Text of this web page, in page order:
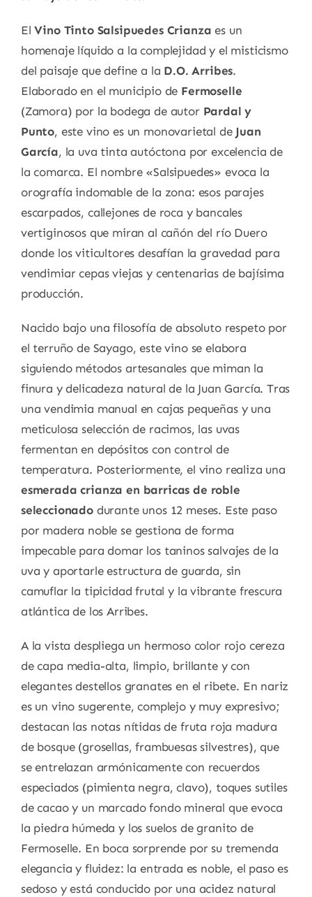
ElVino Tinto Salsipuedes Crianza es un
homenaje líquido a la complejidad y el misticismo
del paisaje que define a la D.O. Arribes.
Elaborado en el municipio de Fermoselle
(Zamora) por la bodega de autor Pardal y
Punto, este vino es un monovarietal de Juan
García, la uva tinta autóctona por excelencia de
la comarca. El nombre «Salsipuedes» evoca la
orografía indomable de la zona: esos parajes
escarpados, callejones de roca y bancales
vertiginosos que miran al cañón del río Duero
donde los viticultores desafían la gravedad para
vendimiar cepas viejas y centenarias de bajísima
producción.
Nacido bajo una filosofía de absoluto respeto por
el terruño de Sayago, este vino se elabora
siguiendo métodos artesanales que miman la
finura y delicadeza natural de la Juan García. Tras
una vendimia manual en cajas pequeñas y una
meticulosa selección de racimos, las uvas
fermentan en depósitos con control de
temperatura. Posteriormente, el vino realiza una
esmerada crianza en barricas de roble
seleccionadodurante unos 12 meses. Este paso
por madera noble se gestiona de forma
impecable para domar los taninos salvajes de la
uva y aportarle estructura de guarda, sin
camuflar la tipicidad frutal y la vibrante frescura
atlántica de los Arribes.
A la vista despliega un hermoso color rojo cereza
de capa media-alta, limpio, brillante y con
elegantes destellos granates en el ribete. En nariz
es un vino sugerente, complejo y muy expresivo;
destacan las notas nítidas de fruta roja madura
de bosque (grosellas, frambuesas silvestres), que
se entrelazan armónicamente con recuerdos
especiados (pimienta negra, clavo), toques sutiles
de cacao y un marcado fondo mineral que evoca
la piedra húmeda y los suelos de granito de
Fermoselle. En boca sorprende por su tremenda
elegancia y fluidez: la entrada es noble, el paso es
sedoso y está conducido por una acidez natural